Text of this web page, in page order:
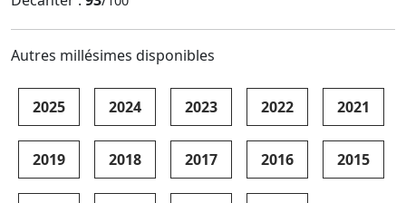
Autres millésimes disponibles
2025 2024 2023 2022 2021
2019 2018 2017 2016 2015